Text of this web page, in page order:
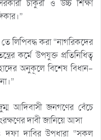
চাকুরী ও উচ্চ শিক্ষা
লিপিবদ্ধ করা “নাগরিকদের
কর্মে উপযুক্ত প্রতিনিধিত্ব
অনুকূলে বিশেষ বিধান-
আদিবাসী জনগণের বেঁচে
দাবী জানিয়ে আসা
দফা দাবির উপধারা “সকল